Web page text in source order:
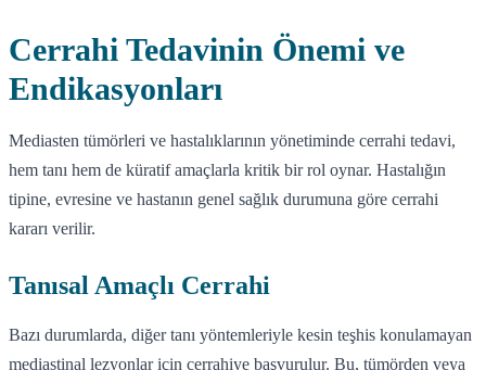
Cerrahi Tedavinin Önemi ve
Endikasyonları
Mediasten tümörleri ve hastalıklarının yönetiminde cerrahi tedavi,
hem tanı hem de küratif amaçlarla kritik bir rol oynar. Hastalığın
tipine, evresine ve hastanın genel sağlık durumuna göre cerrahi
kararı verilir.
Tanısal Amaçlı Cerrahi
Bazı durumlarda, diğer tanı yöntemleriyle kesin teşhis konulamayan
mediastinal lezyonlar için cerrahiye başvurulur. Bu, tümörden veya